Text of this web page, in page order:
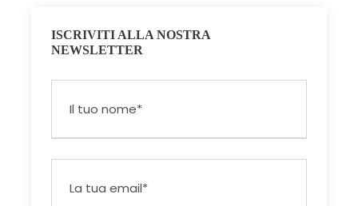
ISCRIVITI ALLA NOSTRA
NEWSLETTER